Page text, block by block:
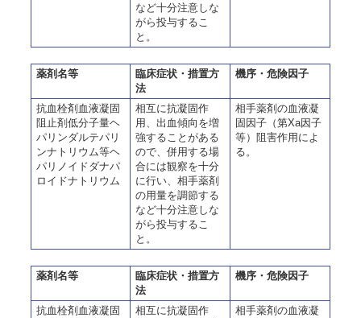
など十分注意しな
がら投与するこ
と。
薬剤名等
臨床症状・措置方
法
機序・危険因子
抗血栓剤血液凝固
阻止剤低分子量ヘ
パリンダルテパリ
ンナトリウム等ヘ
パリノイドダナパ
ロイドナトリウム
相互に抗凝固作
用、出血傾向を増
強することがある
ので、併用する場
合には観察を十分
に行い、相手薬剤
の用量を調節する
など十分注意しな
がら投与するこ
と。
相手薬剤の血液凝
固因子（第Xa因子
等）阻害作用によ
る。
薬剤名等
臨床症状・措置方
法
機序・危険因子
抗血栓剤血液凝固
相互に抗凝固作
相手薬剤の血液凝